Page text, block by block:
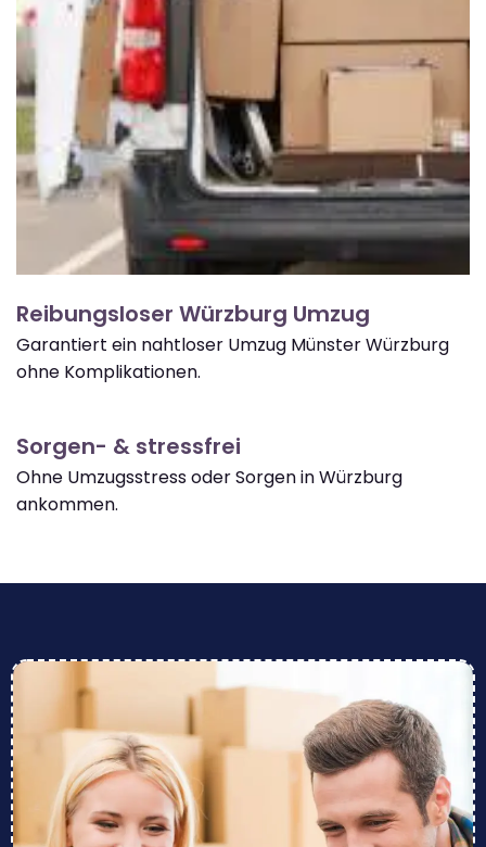
Reibungsloser Würzburg Umzug
Garantiert ein nahtloser Umzug Münster Würzburg
ohne Komplikationen.
Sorgen- & stressfrei
Ohne Umzugsstress oder Sorgen in Würzburg
ankommen.